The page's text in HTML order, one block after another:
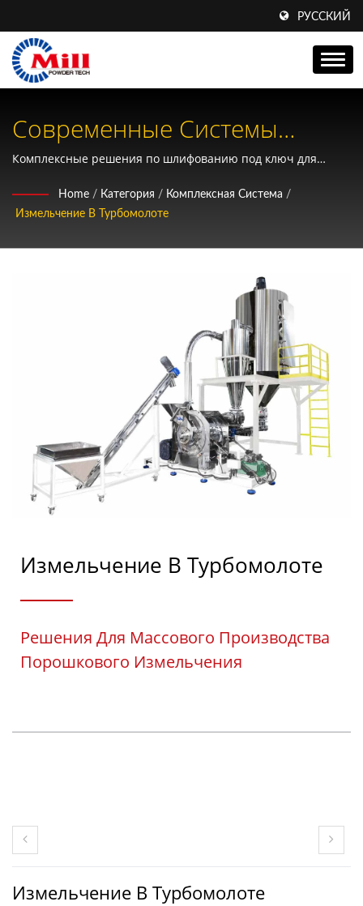
РУССКИЙ
Современные Системы
Шлифования Turbo Mill Для
Промышленных Массовых
Производственных
Приложений.
Комплексные решения по шлифованию под ключ для
и специализированных промышленных приложений с
доказанной надежностью и точностью.
Home / Категория / Комплексная Система /
Измельчение В Турбомолоте
Измельчение В Турбомолоте
Решения Для Массового Производства
Порошкового Измельчения
Измельчение В Турбомолоте